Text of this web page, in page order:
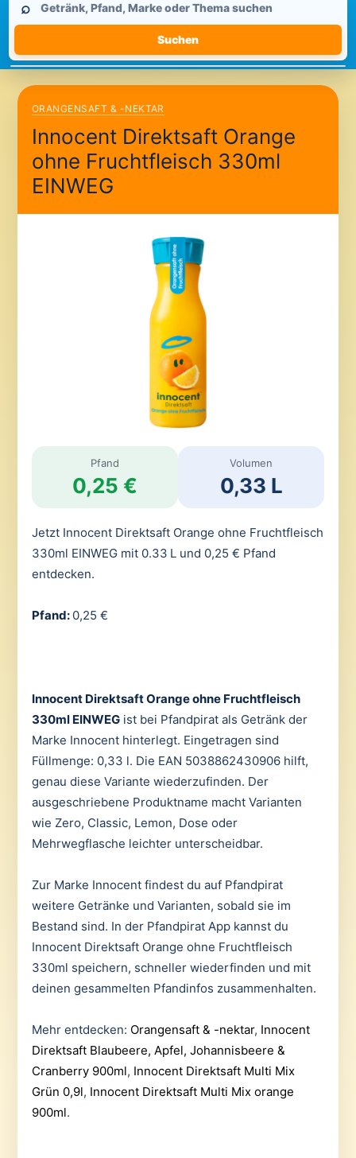
durchsuchen
⌕
Suchen
ORANGENSAFT & -NEKTAR
Innocent Direktsaft Orange
ohne Fruchtfleisch 330ml
EINWEG
Pfand
0,25 €
Volumen
0,33 L
Jetzt Innocent Direktsaft Orange ohne Fruchtfleisch
330ml EINWEG mit 0.33 L und 0,25 € Pfand
entdecken.
Pfand: 0,25 €
Innocent Direktsaft Orange ohne Fruchtfleisch
330ml EINWEGist bei Pfandpirat als Getränk der
Marke Innocent hinterlegt. Eingetragen sind
Füllmenge: 0,33 l. Die EAN 5038862430906 hilft,
genau diese Variante wiederzufinden. Der
ausgeschriebene Produktname macht Varianten
wie Zero, Classic, Lemon, Dose oder
Mehrwegflasche leichter unterscheidbar.
Zur Marke Innocent findest du auf Pfandpirat
weitere Getränke und Varianten, sobald sie im
Bestand sind. In der Pfandpirat App kannst du
Innocent Direktsaft Orange ohne Fruchtfleisch
330ml speichern, schneller wiederfinden und mit
deinen gesammelten Pfandinfos zusammenhalten.
Mehr entdecken: Orangensaft & -nektar, Innocent
Direktsaft Blaubeere, Apfel, Johannisbeere &
Cranberry 900ml, Innocent Direktsaft Multi Mix
Grün 0,9l, Innocent Direktsaft Multi Mix orange
900ml.